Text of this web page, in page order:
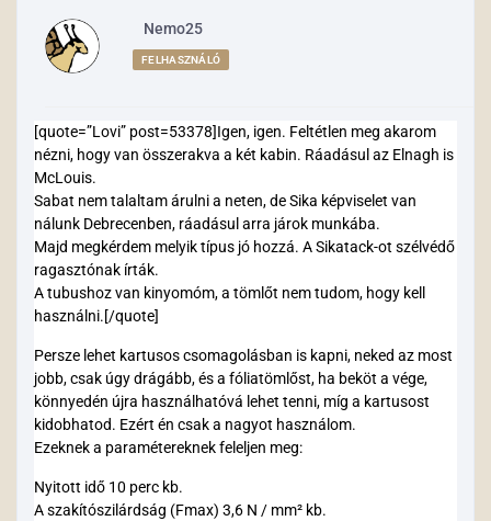
Nemo25
FELHASZNÁLÓ
[quote=”Lovi” post=53378]Igen, igen. Feltétlen meg akarom
nézni, hogy van összerakva a két kabin. Ráadásul az Elnagh is
McLouis.
Sabat nem talaltam árulni a neten, de Sika képviselet van
nálunk Debrecenben, ráadásul arra járok munkába.
Majd megkérdem melyik típus jó hozzá. A Sikatack-ot szélvédő
ragasztónak írták.
A tubushoz van kinyomóm, a tömlőt nem tudom, hogy kell
használni.[/quote]
Persze lehet kartusos csomagolásban is kapni, neked az most
jobb, csak úgy drágább, és a fóliatömlőst, ha beköt a vége,
könnyedén újra használhatóvá lehet tenni, míg a kartusost
kidobhatod. Ezért én csak a nagyot használom.
Ezeknek a paramétereknek feleljen meg:
Nyitott idő 10 perc kb.
A szakítószilárdság (Fmax) 3,6 N / mm² kb.